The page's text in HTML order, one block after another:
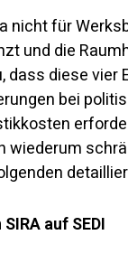
nicht für
und die
diese vier
bei
wiederum
auf SEDI